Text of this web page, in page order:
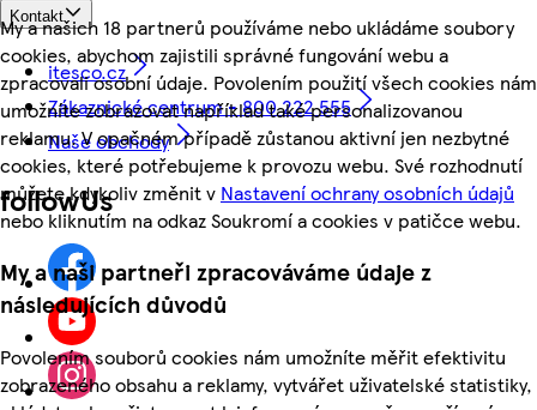
My a našich 18 partnerů používáme nebo ukládáme soubory
cookies, abychom zajistili správné fungování webu a
zpracovali osobní údaje. Povolením použití všech cookies nám
umožníte zobrazovat například také personalizovanou
reklamu. V opačném případě zůstanou aktivní jen nezbytné
cookies, které potřebujeme k provozu webu. Své rozhodnutí
můžete kdykoliv změnit v Nastavení ochrany osobních údajů
nebo kliknutím na odkaz Soukromí a cookies v patičce webu.
My a naši partneři zpracováváme údaje z
následujících důvodů
Povolením souborů cookies nám umožníte měřit efektivitu
zobrazeného obsahu a reklamy, vytvářet uživatelské statistiky,
Kontakt
itesco.cz
Zákaznické centrum - 800 222 555
Naše obchody
followUs